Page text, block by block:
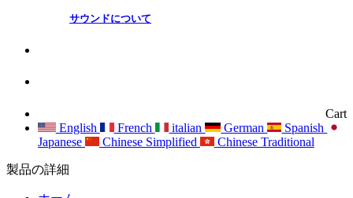
サウンドについて
Cart
English
French italian German
Spanish
Japanese
Chinese Simplified Chinese Traditional
製品の詳細